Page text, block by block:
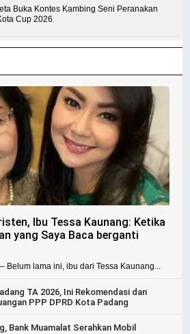
Buka Kontes Kambing Seni Peranakan
Cup 2026
Ibu Tessa Kaunang: Ketika
yang Saya Baca berganti
Belum lama ini, ibu dari Tessa Kaunang...
TA 2026, Ini Rekomendasi dan
PPP DPRD Kota Padang
Bank Muamalat Serahkan Mobil